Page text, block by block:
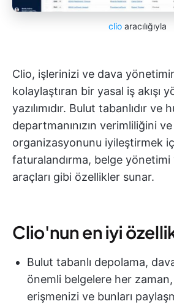
clioaracılığıyla
Clio, işlerinizi ve dava yönetimini
kolaylaştıran bir yasal iş akışı
yazılımıdır. Bulut tabanlıdır ve
departmanınızın verimliliğini ve
organizasyonunu iyileştirmek
faturalandırma, belge yönetimi
araçları gibi özellikler sunar.
Clio'nun en iyi
Bulut tabanlı depolama,
önemli belgelere her
erişmenizi ve bunları